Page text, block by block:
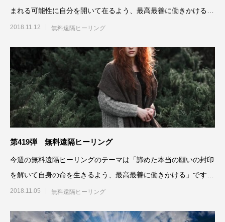
まれる可能性に自分を開いて在るよう、最高最善に働きかける」
です。参加される方は、「
2018.11.12 無料遠隔ヒーリング
第419弾 無料遠隔ヒーリング
今週の無料遠隔ヒーリングのテーマは「諦めた本当の願いの封印
を解いて自身の命を生きるよう、最高最善に働きかける」です。
参加される方は、「無料遠
2018.11.05 無料遠隔ヒーリング